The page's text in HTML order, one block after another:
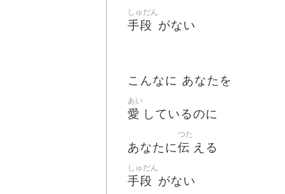
手段
しゅだん
がない
こんなに あなたを
愛
あい
しているのに
あなたに伝
つた
える
手段
しゅだん
がない